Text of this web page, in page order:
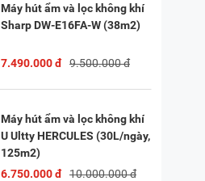
Máy hút ẩm và lọc không khí
Sharp DW-E16FA-W (38m2)
7.490.000 đ 9.500.000 đ
Máy hút ẩm và lọc không khí
U Ultty HERCULES (30L/ngày,
125m2)
6.750.000 đ
10.000.000 đ